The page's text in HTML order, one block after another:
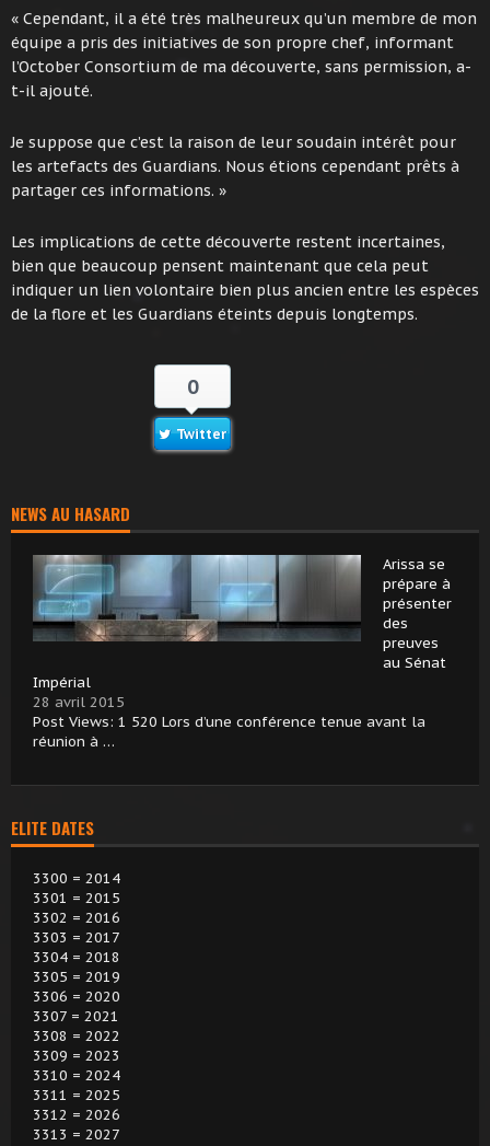
« Cependant, il a été très malheureux qu’un membre de mon
équipe a pris des initiatives de son propre chef, informant
l’October Consortium de ma découverte, sans permission, a-
t-il ajouté.
Je suppose que c’est la raison de leur soudain intérêt pour
les artefacts des Guardians. Nous étions cependant prêts à
partager ces informations. »
Les implications de cette découverte restent incertaines,
bien que beaucoup pensent maintenant que cela peut
indiquer un lien volontaire bien plus ancien entre les espèces
de la flore et les Guardians éteints depuis longtemps.
0
Twitter
NEWS AU HASARD
Arissa se
prépare à
présenter
des
preuves
au Sénat
Impérial
28 avril 2015
Post Views: 1 520 Lors d’une conférence tenue avant la
réunion à …
ELITE DATES
3300 = 2014
3301 = 2015
3302 = 2016
3303 = 2017
3304 = 2018
3305 = 2019
3306 = 2020
3307 = 2021
3308 = 2022
3309 = 2023
3310 = 2024
3311 = 2025
3312 = 2026
3313 = 2027